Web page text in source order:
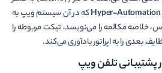
Hyper-Automationکه در آن سیستم ویپ به
خلاصه مکالمه را می‌نویسد، تیکت مربوطه را
بعدی را به اپراتور یادآوری می‌کند.
تلفن ویپ